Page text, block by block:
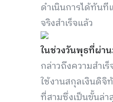
ดำเนินการได้ทัน
จริงสำเร็จแล้ว
ในช่วงวันพุธที่ผ่า
กล่าวถึงความสำเ
ใช้งานสกุลเงินดิ
ที่สามซึ่งเป็นขั้นล่า